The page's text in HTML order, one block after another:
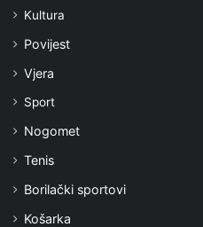
Kultura
Povijest
Vjera
Sport
Nogomet
Tenis
Borilački sportovi
Košarka